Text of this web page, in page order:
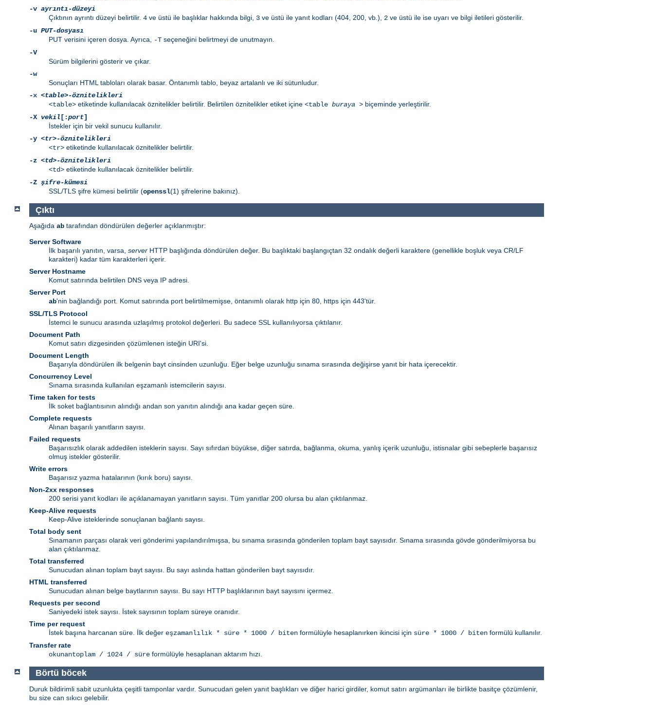
-v ayrıntı-düzeyi
Çıktının ayrıntı düzeyi belirtilir. 4 ve üstü ile başlıklar hakkında bilgi, 3 ve üstü ile yanıt kodları (404, 200, vb.), 2 ve üstü ile ise uyarı ve bilgi iletileri gösterilir.
-u PUT-dosyası
PUT verisini içeren dosya. Ayrıca,
-T seçeneğini belirtmeyi de unutmayın.
-V
Sürüm bilgilerini gösterir ve çıkar.
-w
Sonuçları HTML tabloları olarak basar. Öntanımlı tablo, beyaz artalanlı ve iki sütunludur.
-x <table>-öznitelikleri
<table> etiketinde kullanılacak öznitelikler belirtilir. Belirtilen öznitelikler etiket içine <table buraya > biçeminde yerleştirilir.
-X vekil [:port]
İstekler için bir vekil sunucu kullanılır.
-y <tr>-öznitelikleri
<tr> etiketinde kullanılacak öznitelikler belirtilir.
-z <td>-öznitelikleri
<td> etiketinde kullanılacak öznitelikler belirtilir.
-Z şifre-kümesi
SSL/TLS şifre kümesi belirtilir (openssl(1) şifrelerine bakınız).
Çıktı
Aşağıda ab tarafından döndürülen değerler açıklanmıştır:
Server Software
İlk başarılı yanıtın, varsa, server HTTP başlığında döndürülen değer. Bu başlıktaki başlangıçtan 32 ondalık değerli karaktere (genellikle boşluk veya CR/LF
karakteri) kadar tüm karakterleri içerir.
Server Hostname
Komut satırında belirtilen DNS veya IP adresi.
Server Port
ab'nin bağlandığı port. Komut satırında port belirtilmemişse, öntanımlı olarak http için 80, https için 443'tür.
SSL/TLS Protocol
İstemci le sunucu arasında uzlaşılmış protokol değerleri. Bu sadece SSL kullanılıyorsa çıktılanır.
Document Path
Komut satırı dizgesinden çözümlenen isteğin URI'si.
Document Length
Başarıyla döndürülen ilk belgenin bayt cinsinden uzunluğu. Eğer belge uzunluğu sınama sırasında değişirse yanıt bir hata içerecektir.
Concurrency Level
Sınama sırasında kullanılan eşzamanlı istemcilerin sayısı.
Time taken for tests
İlk soket bağlantısının alındığı andan son yanıtın alındığı ana kadar geçen süre.
Complete requests
Alınan başarılı yanıtların sayısı.
Failed requests
Başarısızlık olarak addedilen isteklerin sayısı. Sayı sıfırdan büyükse, diğer satırda, bağlanma, okuma, yanlış içerik uzunluğu, istisnalar gibi sebeplerle başarısız
olmuş istekler gösterilir.
Write errors
Başarısız yazma hatalarının (kırık boru) sayısı.
Non-2xx responses
200 serisi yanıt kodları ile açıklanamayan yanıtların sayısı. Tüm yanıtlar 200 olursa bu alan çıktılanmaz.
Keep-Alive requests
Keep-Alive isteklerinde sonuçlanan bağlantı sayısı.
Total body sent
Sınamanın parçası olarak veri gönderimi yapılandırılmışsa, bu sınama sırasında gönderilen toplam bayt sayısıdır. Sınama sırasında gövde gönderilmiyorsa bu
alan çıktılanmaz.
Total transferred
Sunucudan alınan toplam bayt sayısı. Bu sayı aslında hattan gönderilen bayt sayısıdır.
HTML transferred
Sunucudan alınan belge baytlarının sayısı. Bu sayı HTTP başlıklarının bayt sayısını içermez.
Requests per second
Saniyedeki istek sayısı. İstek sayısının toplam süreye oranıdır.
Time per request
İstek başına harcanan süre. İlk değer eşzamanlılık * süre * 1000 / biten formülüyle hesaplanırken ikincisi için süre * 1000 / biten formülü kullanılır.
Transfer rate
okunantoplam / 1024 / süre formülüyle hesaplanan aktarım hızı.
Börtü böcek
Duruk bildirimli sabit uzunlukta çeşitli tamponlar vardır. Sunucudan gelen yanıt başlıkları ve diğer harici girdiler, komut satırı argümanları ile birlikte basitçe çözümlenir,
bu size can sıkıcı gelebilir.